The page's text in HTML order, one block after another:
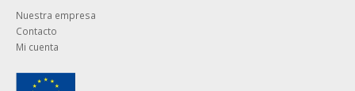
Nuestra empresa
Contacto
Mi cuenta